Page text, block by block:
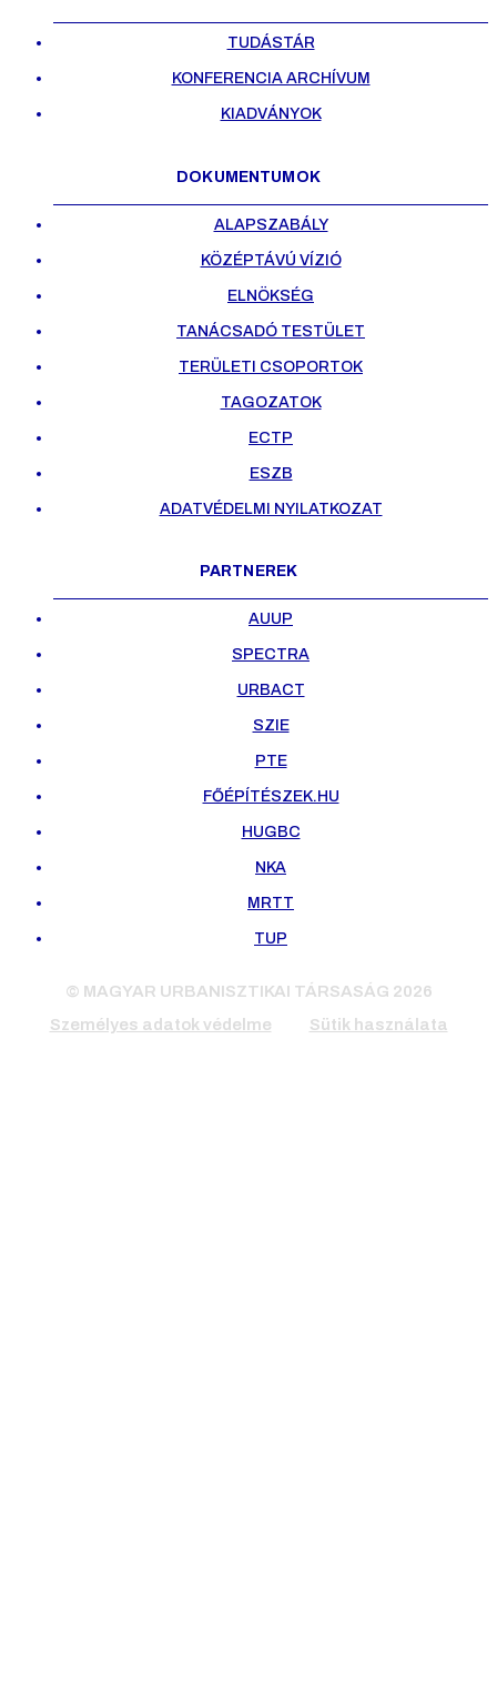
TUDÁSTÁR
KONFERENCIA ARCHÍVUM
KIADVÁNYOK
DOKUMENTUMOK
ALAPSZABÁLY
KÖZÉPTÁVÚ VÍZIÓ
ELNÖKSÉG
TANÁCSADÓ TESTÜLET
TERÜLETI CSOPORTOK
TAGOZATOK
ECTP
ESZB
ADATVÉDELMI NYILATKOZAT
PARTNEREK
AUUP
SPECTRA
URBACT
SZIE
PTE
FŐÉPÍTÉSZEK.HU
HUGBC
NKA
MRTT
TUP
© MAGYAR URBANISZTIKAI TÁRSASÁG 2026
Személyes adatok védelme
Sütik használata